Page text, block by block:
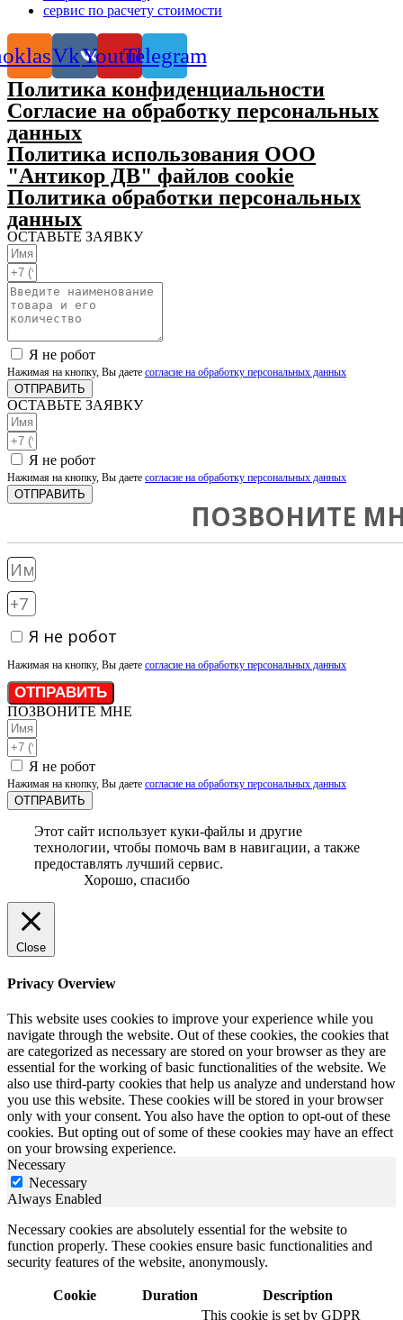
сервис по расчету стоимости
VkYoutubeTelegram
Политика конфиденциальности
Согласие на обработку персональных
данных
Политика использования ООО
"Антикор ДВ" файлов cookie
Политика обработки персональных
данных
ОСТАВЬТЕ ЗАЯВКУ
Я не робот
Нажимая на кнопку, Вы даете согласие на обработку персональных данных
ОТПРАВИТЬ
ОСТАВЬТЕ ЗАЯВКУ
Я не робот
Нажимая на кнопку, Вы даете согласие на обработку персональных данных
ОТПРАВИТЬ
ПОЗВОНИТЕ
Я не робот
Нажимая на кнопку, Вы даете согласие на обработку персональных данных
ОТПРАВИТЬ
ПОЗВОНИТЕ МНЕ
Я не робот
Нажимая на кнопку, Вы даете согласие на обработку персональных данных
ОТПРАВИТЬ
Этот сайт использует куки-файлы и другие
технологии, чтобы помочь вам в навигации, а также
предоставлять лучший сервис.
Хорошо, спасибо
Close
Privacy Overview
This website uses cookies to improve your experience while you
navigate through the website. Out of these cookies, the cookies that
are categorized as necessary are stored on your browser as they are
essential for the working of basic functionalities of the website. We
also use third-party cookies that help us analyze and understand how
you use this website. These cookies will be stored in your browser
only with your consent. You also have the option to opt-out of these
cookies. But opting out of some of these cookies may have an effect
on your browsing experience.
Necessary
Necessary
Always Enabled
Necessary cookies are absolutely essential for the website to
function properly. These cookies ensure basic functionalities and
security features of the website, anonymously.
Cookie Duration Description
This cookie is set by GDPR